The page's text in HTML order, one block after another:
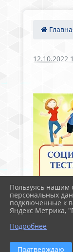
12.10.2022
Пользуясь нашим
персональных
подключенные к
Яндекс Метрика,
Подробнее
Подтверждаю